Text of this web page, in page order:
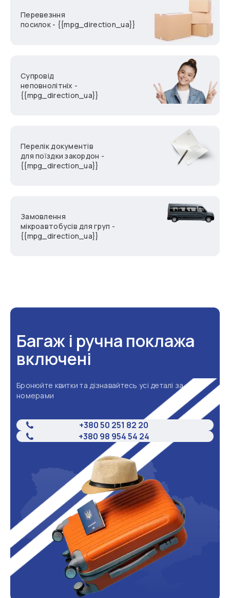
Перевезння
посилок - {{mpg_direction_ua}}
Супровід
неповнолітніх -
{{mpg_direction_ua}}
Перелік документів
для поїздки закордон -
{{mpg_direction_ua}}
Замовлення
мікроавтобусів для груп -
{{mpg_direction_ua}}
Багаж і ручна поклажа
включені
Бронюйте квитки та дізнавайтесь усі деталі за
номерами
+380 50 251 82 20
+380 98 954 54 24